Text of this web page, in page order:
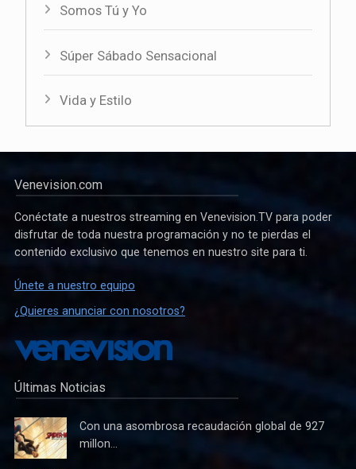
Somos Tú y Yo
Súper Sábado Sensacional
Vida y Estilo
Venevision.com
Conéctate a nuestros streaming en Venevision.TV para poder
disfrutar de toda nuestra programación y no te pierdas el
contenido exclusivo que tenemos en nuestro site para ti.
Únete a nuestro equipo
¿Quieres anunciar con nosotros?
Últimas Noticias
Con una asombrosa recaudación global de 927
millon...